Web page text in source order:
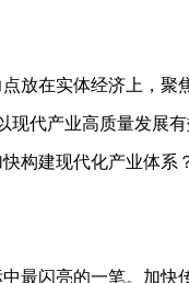
放在实体经济上，聚
代产业高质量发展有
构建现代化产业体系
最闪亮的一笔。加快